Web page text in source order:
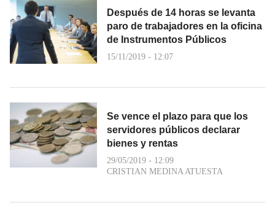
Después de 14 horas se levanta
paro de trabajadores en la oficina
de Instrumentos Públicos
15/11/2019 - 12:07
Se vence el plazo para que los
servidores públicos declarar
bienes y rentas
29/05/2019 - 12:09
CRISTIAN MEDINA ATUESTA